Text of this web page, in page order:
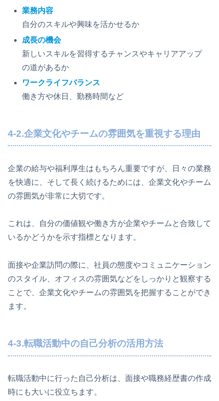
業務内容
自分のスキルや興味を活かせるか
成長の機会
新しいスキルを習得するチャンスやキャリアアップ
の道があるか
ワークライフバランス
働き方や休日、勤務時間など
4-2.企業文化やチームの雰囲気を重視する理由
企業の給与や福利厚生はもちろん重要ですが、日々の業務
を快適に、そして長く続けるためには、企業文化やチーム
の雰囲気が非常に大切です。
これは、自分の価値観や働き方が企業やチームと合致して
いるかどうかを示す指標となります。
面接や企業訪問の際に、社員の態度やコミュニケーション
のスタイル、オフィスの雰囲気などをしっかりと観察する
ことで、企業文化やチームの雰囲気を把握することができ
ます。
4-3.転職活動中の自己分析の活用方法
転職活動中に行った自己分析は、面接や職務経歴書の作成
時にも大いに役立ちます。